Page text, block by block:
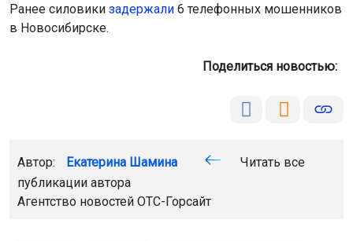
Ранее силовики задержали 6 телефонных мошенников
в Новосибирске.
Поделиться новостью:
Автор: Екатерина Шамина
Читать все
публикации автора
Агентство новостей ОТС-Горсайт